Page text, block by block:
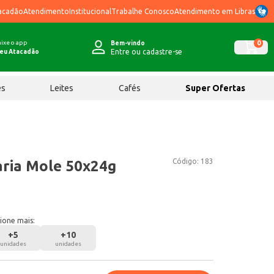
AtendimentoInstitucional Trabalhe ConoscoAtendimento em Libras
o app
Atacadão
Bem-vindo
Entre ou cadastre-se
0
Leites Cafés Super Ofertas
Código: 183
Mole 50x24g
mais:
+5
unidades
+10
unidades